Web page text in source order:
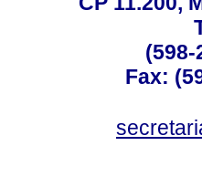
(598-
Fax: